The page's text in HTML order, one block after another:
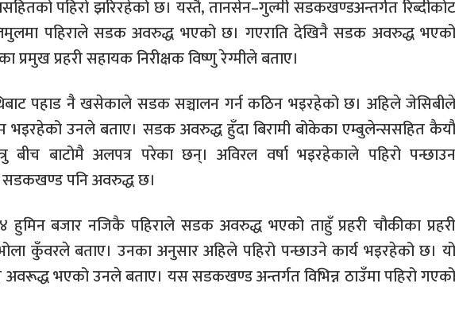
पहिरो झरिरहेको छ। यस्तै, तानसेन–गुल्मी सडकखण्डअन्तर्गत रिब्दीकोट
पहिराले सडक अवरुद्ध भएको छ। गएराति देखिनै सडक अवरुद्ध भएको
प्रमुख प्रहरी सहायक निरीक्षक विष्णु रेग्मीले बताए।
पहाड नै खसेकाले सडक सञ्चालन गर्न कठिन भइरहेको छ। अहिले जेसिबीले
भइरहेको उनले बताए। सडक अवरुद्ध हुँदा बिरामी बोकेका एम्बुलेन्ससहित कैयौं
बीच बाटोमै अलपत्र परेका छन्। अविरल वर्षा भइरहेकाले पहिरो पन्छाउन
सडकखण्ड पनि अवरुद्ध छ।
हुमिन बजार नजिकै पहिराले सडक अवरुद्ध भएको ताहुँ प्रहरी चौकीका प्रहरी
कुँवरले बताए। उनका अनुसार अहिले पहिरो पन्छाउने कार्य भइरहेको छ। यो
भएको उनले बताए। यस सडकखण्ड अन्तर्गत विभिन्न ठाउँमा पहिरो गएको